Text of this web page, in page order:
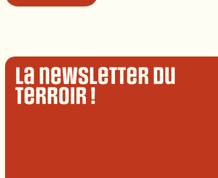
La newsletter du
terroir !